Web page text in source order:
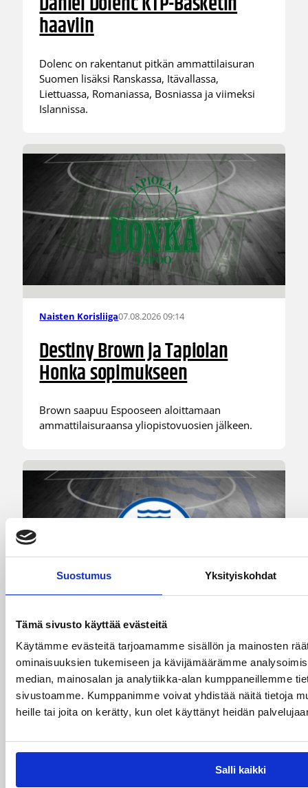
Suostumus Yksityiskohdat
Tämä sivusto käyttää evästeitä
Käytämme evästeitä tarjoamamme sisällön ja mainosten
ominaisuuksien tukemiseen ja kävijämäärämme
median, mainosalan ja analytiikka-alan kumppaneillemme
sivustoamme. Kumppanimme voivat yhdistää näitä tietoja
heille tai joita on kerätty, kun olet käyttänyt heidän
Salli kaikki
haaviin
Dolenc on rakentanut pitkän ammattilaisuran
Suomen lisäksi Ranskassa, Itävallassa,
Liettuassa, Romaniassa, Bosniassa ja viimeksi
Islannissa.
Naisten Korisliiga07.08.2026 09:14
Destiny Brown ja Tapiolan
Honka sopimukseen
Brown saapuu Espooseen aloittamaan
ammattilaisuraansa yliopistovuosien jälkeen.
Naisten Korisliiga 06.08.2026 09:38
Melanie Hoyt Vimpelin Vedon
sentteriksi
Vimpelin Veto on tehnyt pelaajasopimuksen
yhdysvaltalaispelaaja Melanie Hoytin kanssa.